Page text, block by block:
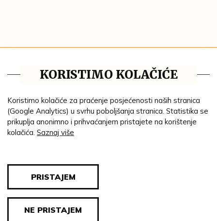
Impresum
Ustanove
Lenta vremena
Genealogija
KORISTIMO KOLAČIĆE
Koristimo kolačiće za praćenje posjećenosti naših stranica
(Google Analytics) u svrhu poboljšanja stranica. Statistika se
prikuplja anonimno i prihvaćanjem pristajete na korištenje
kolačića. Saznaj više
PRISTAJEM
NE PRISTAJEM